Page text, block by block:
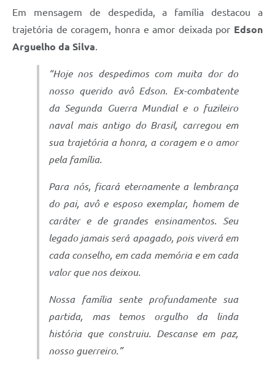
Em mensagem de despedida, a família destacou a
trajetória de coragem, honra e amor deixada por Edson
Arguelho da Silva
“Hoje nos despedimos com muita dor do
nosso querido avô Edson. Ex-combatente
da Segunda Guerra Mundial e o fuzileiro
naval mais antigo do Brasil, carregou em
sua trajetória a honra, a coragem e o amor
pela família.
Para nós, ficará eternamente a lembrança
do pai, avô e esposo exemplar, homem de
caráter e de grandes ensinamentos. Seu
legado jamais será apagado, pois viverá em
cada conselho, em cada memória e em cada
valor que nos deixou.
Nossa família sente profundamente sua
partida, mas temos orgulho da linda
história que construiu. Descanse em paz,
nosso guerreiro.”